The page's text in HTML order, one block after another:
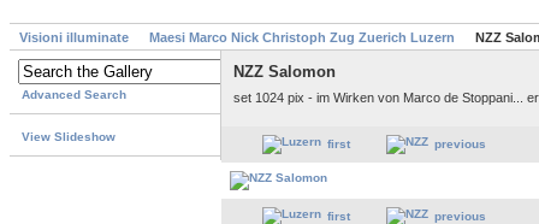
Visioni illuminate Maesi Marco Nick Christoph Zug Zuerich Luzern NZZ
Advanced Search
View Slideshow
NZZ Salomon
set 1024 pix - im Wirken von Marco de Stoppani...
first previous
first previous